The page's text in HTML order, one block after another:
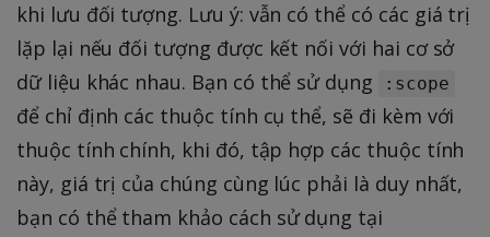
khi lưu đối tượng. Lưu ý: vẫn có thể có các giá trị
lặp lại nếu đối tượng được kết nối với hai cơ sở
dữ liệu khác nhau. Bạn có thể sử dụng
:scope
để chỉ định các thuộc tính cụ thể, sẽ đi kèm với
thuộc tính chính, khi đó, tập hợp các thuộc tính
này, giá trị của chúng cùng lúc phải là duy nhất,
bạn có thể tham khảo cách sử dụng tại